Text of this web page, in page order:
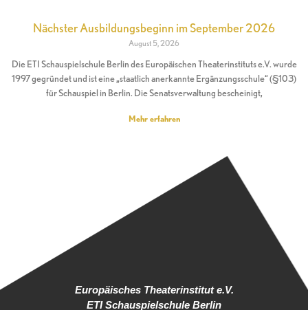
Nächster Ausbildungsbeginn im September 2026
August 5, 2026
Die ETI Schauspielschule Berlin des Europäischen Theaterinstituts e.V. wurde
1997 gegründet und ist eine „staatlich anerkannte Ergänzungsschule“ (§103)
für Schauspiel in Berlin. Die Senatsverwaltung bescheinigt,
Mehr erfahren
Europäisches Theaterinstitut e.V.
ETI Schauspielschule Berlin